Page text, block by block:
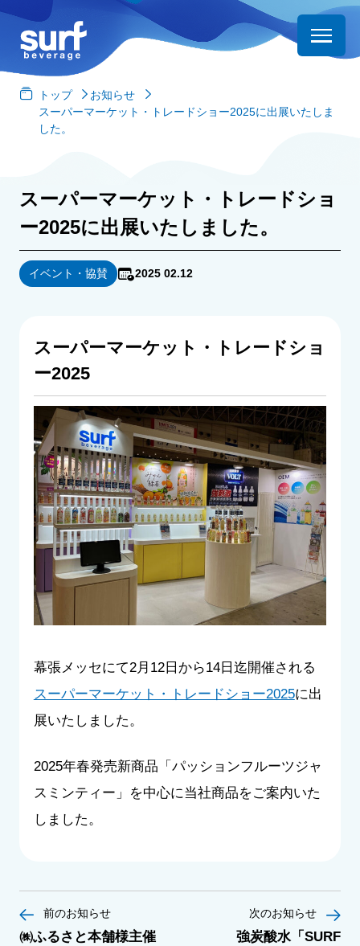
トップ
お知らせ
スーパーマーケット・トレードショー2025に出展いたしま
した。
スーパーマーケット・トレードショ
ー2025に出展いたしました。
イベント・協賛 2025 02.12
スーパーマーケット・トレードショ
ー2025
幕張メッセにて2月12日から14日迄開催される
スーパーマーケット・トレードショー2025に出
展いたしました。
2025年春発売新商品「パッションフルーツジャ
スミンティー」を中心に当社商品をご案内いた
しました。
前のお知らせ
㈱ふるさと本舗様主催
次のお知らせ
強炭酸水「SURF